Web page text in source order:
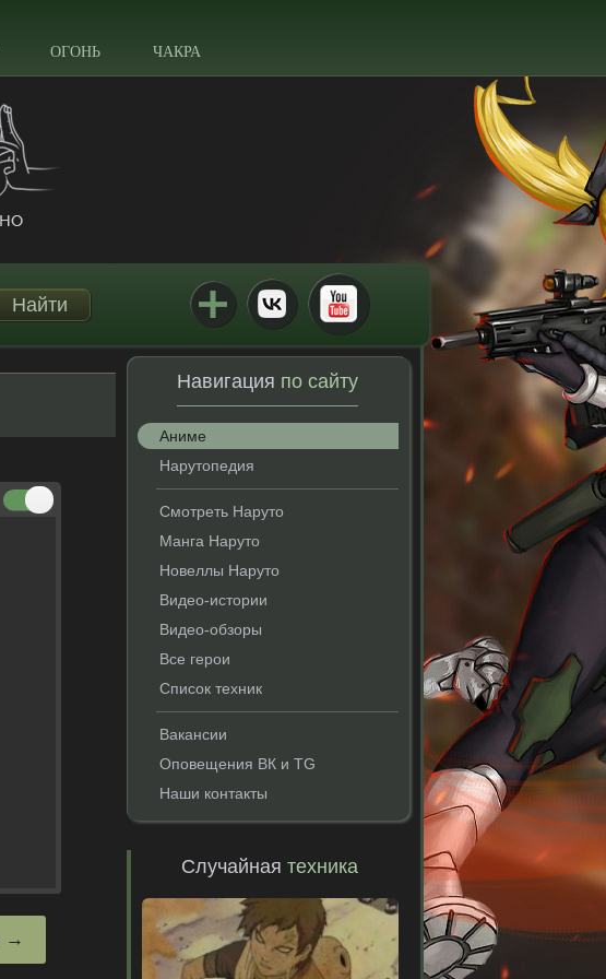
ОГОНЬ ЧАКРА
Навигация по сайту
Аниме
Нарутопедия
Смотреть Наруто
Манга Наруто
Новеллы Наруто
Видео-истории
Видео-обзоры
Все герои
Список техник
Вакансии
Оповещения ВК и TG
Наши контакты
Случайнаятехника